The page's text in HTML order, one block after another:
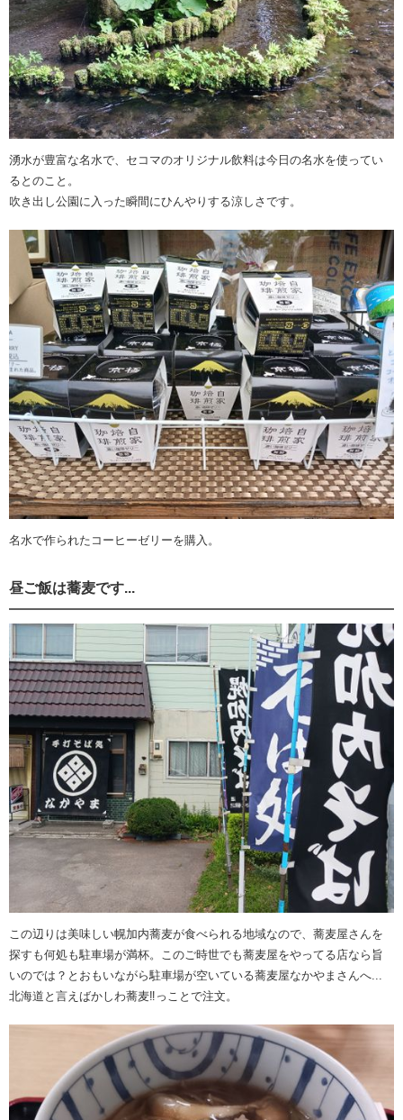
湧水が豊富な名水で、セコマのオリジナル飲料は今日の名水を使ってい
るとのこと。
吹き出し公園に入った瞬間にひんやりする涼しさです。
名水で作られたコーヒーゼリーを購入。
昼ご飯は蕎麦です...
この辺りは美味しい幌加内蕎麦が食べられる地域なので、蕎麦屋さんを
探すも何処も駐車場が満杯。このご時世でも蕎麦屋をやってる店なら旨
いのでは？とおもいながら駐車場が空いている蕎麦屋なかやまさんへ...
北海道と言えばかしわ蕎麦‼️っことで注文。